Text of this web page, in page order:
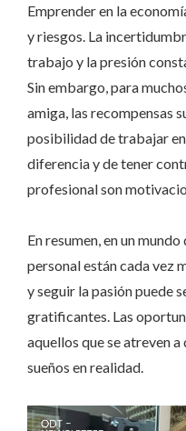
Emprender en la
y riesgos. La
trabajo y la presión
Sin embargo, para
amiga, las recompensas
posibilidad de trabajar en
diferencia y de tener
profesional son
En resumen, en un
personal están cada vez
y seguir la pasión puede
gratificantes. Las
aquellos que se atreven
sueños en realidad.